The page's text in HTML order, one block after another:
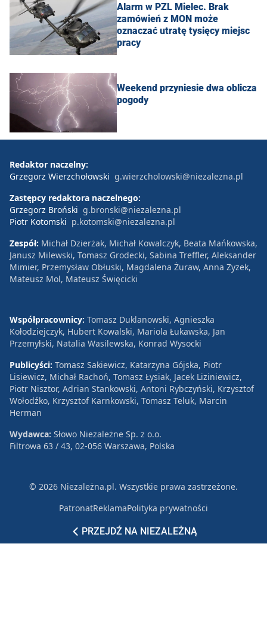
Alarm w PZL Mielec. Brak
zamówień z MON może
oznaczać utratę tysięcy miejsc
pracy
Weekend przyniesie dwa oblicza
pogody
PRZEJDŹ NA NIEZALEŻNĄ
Redaktor naczelny:
Grzegorz Wierzchołowski g.wierzcholowski@niezalezna.pl
Zastępcy redaktora naczelnego:
Grzegorz Broński g.bronski@niezalezna.pl
Piotr Kotomski p.kotomski@niezalezna.pl
Zespół: Michał Dzierżak, Michał Kowalczyk, Beata Mańkowska,
Janusz Milewski, Tomasz Grodecki, Sabina Treffler, Aleksander
Mimier, Przemysław Obłuski, Magdalena Żuraw, Anna Zyzek,
Mateusz Mol, Mateusz Święcicki
Współpracownicy: Tomasz Duklanowski, Agnieszka
Kołodziejczyk, Hubert Kowalski, Mariola Łukawska, Jan
Przemyłski, Natalia Wasilewska, Konrad Wysocki
Publicyści: Tomasz Sakiewicz, Katarzyna Gójska, Piotr
Lisiewicz, Michał Rachoń, Tomasz Łysiak, Jacek Liziniewicz,
Piotr Nisztor, Adrian Stankowski, Antoni Rybczyński, Krzysztof
Wołodźko, Krzysztof Karnkowski, Tomasz Teluk, Marcin
Herman
Wydawca: Słowo Niezależne Sp. z o.o.
Filtrowa 63 / 43, 02-056 Warszawa, Polska
© 2026 Niezależna.pl. Wszystkie prawa zastrzeżone.
PatronatReklamaPolityka prywatności